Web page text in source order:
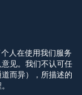
人在使用我们服务
见。我们不认可任
而异），所描述的